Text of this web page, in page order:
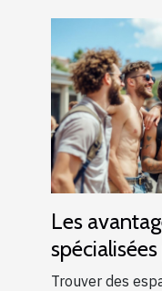
Les
gay
Trouver des